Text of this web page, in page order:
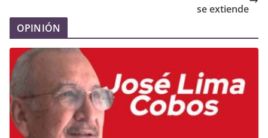
se extiende
OPINIÓN